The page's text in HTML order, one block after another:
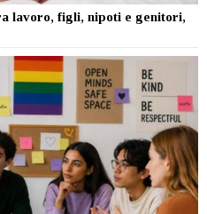
lavoro, figli, nipoti e genitori,